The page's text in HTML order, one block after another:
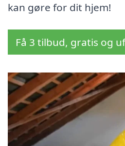
kan gøre for dit hjem!
Få 3 tilbud, gratis og